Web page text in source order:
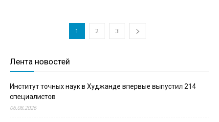
1 2 3
Лента новостей
Институт точных наук в Худжанде впервые выпустил 214
специалистов
06.08.2026